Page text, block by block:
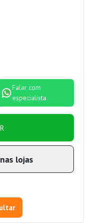
Falar com
especialista
lojas